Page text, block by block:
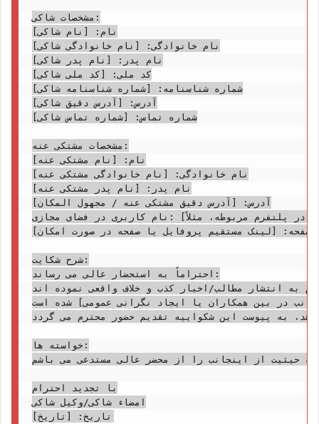
مشخصات شاکی:
نام: [نام شاکی]
نام خانوادگی: [نام خانوادگی شاکی]
نام پدر: [نام پدر شاکی]
کد ملی: [کد ملی شاکی]
شماره شناسنامه: [شماره شناسنامه شاکی]
آدرس: [آدرس دقیق شاکی]
شماره تماس: [شماره تماس شاکی]
مشخصات مشتکی عنه:
نام: [نام مشتکی عنه]
نام خانوادگی: [نام خانوادگی مشتکی عنه]
نام پدر: [نام پدر مشتکی عنه]
آدرس: [آدرس دقیق مشتکی عنه / مجهول المکان]
نام کاربری در فضای مجازی: [نام کاربری مشتکی عنه در پلتفرم مربوطه، مثلاً @ID_Telegram]
صفحه: [لینک مستقیم پروفایل یا صفحه در صورت امکان]
شرح شکایت:
احتراماً به استحضار عالی می رساند:
انتشار مطالب/اخبار کذب و خلاف واقعی نموده اند.
در بین همکاران یا ایجاد نگرانی عمومی] شده است.
به پیوست این شکواییه تقدیم حضور محترم می گردد.
خواسته ها:
قانونی نامبرده و همچنین اعاده حیثیت از اینجانب را از محضر عالی مستدعی می باشم.
با تجدید احترام
امضاء شاکی/وکیل شاکی